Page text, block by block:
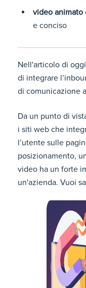
video animato
e conciso
Nell'articolo di
di integrare
di comunicazione
Da un punto di
i siti web che
l’utente sulle
posizionamento,
video ha un forte
un'azienda. Vuoi